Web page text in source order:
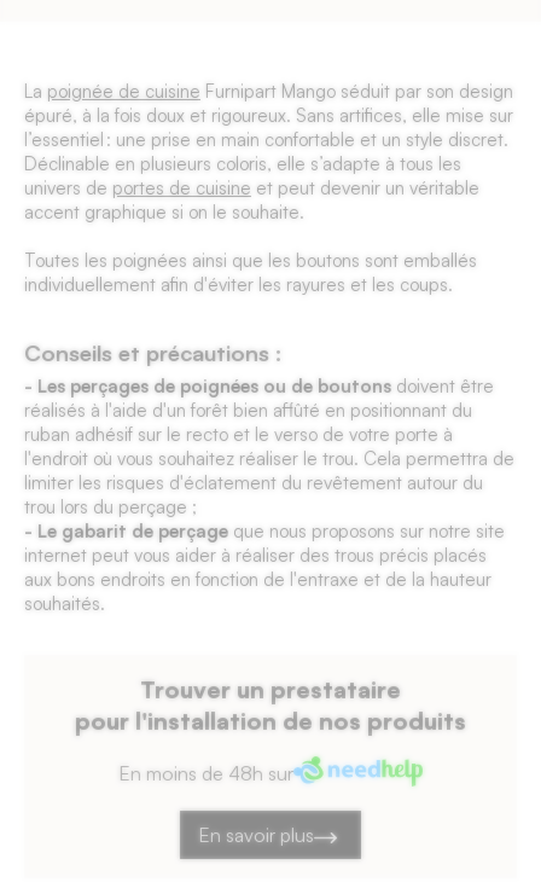
La poignée de cuisine Furnipart Mango séduit par son design
épuré, à la fois doux et rigoureux. Sans artifices, elle mise sur
l’essentiel : une prise en main confortable et un style discret.
Déclinable en plusieurs coloris, elle s’adapte à tous les
univers de portes de cuisine et peut devenir un véritable
accent graphique si on le souhaite.
Toutes les poignées ainsi que les boutons sont emballés
individuellement afin d'éviter les rayures et les coups.
Conseils et précautions :
- Les perçages de poignées ou de boutons doivent être
réalisés à l'aide d'un forêt bien affûté en positionnant du
ruban adhésif sur le recto et le verso de votre porte à
l'endroit où vous souhaitez réaliser le trou. Cela permettra de
limiter les risques d'éclatement du revêtement autour du
trou lors du perçage ;
- Le gabarit de perçage que nous proposons sur notre site
internet peut vous aider à réaliser des trous précis placés
aux bons endroits en fonction de l'entraxe et de la hauteur
souhaités.
Trouver un prestataire
pour l'installation de nos produits
En moins de 48h sur
En savoir plus